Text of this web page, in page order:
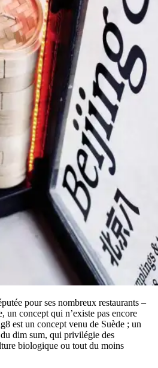
pour ses nombreux restaurants –
un concept qui n’existe pas encore
est un concept venu de Suède ; un
dim sum, qui privilégie des
biologique ou tout du moins